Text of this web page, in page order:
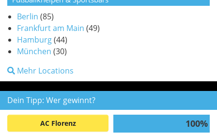
Berlin (85)
Frankfurt am Main (49)
Hamburg(44)
München (30)
Mehr Locations
Dein Tipp: Wer gewinnt?
AC Florenz 100%